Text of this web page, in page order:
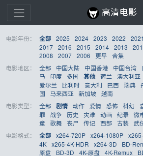
高清电影
电影年份： 全部 2025 2024 2023 2022 2021
2017 2016 2015 2014 2013
2008
2007 2006 更早 合集
电影地区：
全部 中国大陆 中国香港 中国台湾
马
印度 多国 其他 荷兰 澳大利亚
爱尔兰
比利时 意大利 巴西 瑞典
国
马来西亚 新加坡 越南
电影类型：
全部 剧情 动作 爱情 恐怖 科幻
罪
战争 历史 灾难 动画 纪录 微
童 歌舞 丧尸 传记 西部 古装 武
电影格式：
全部 x264-720P x264-1080P
4K x265-4K-HDR x264-3D BD-
原盘
BD-3D 4K-原盘 4K-Remux